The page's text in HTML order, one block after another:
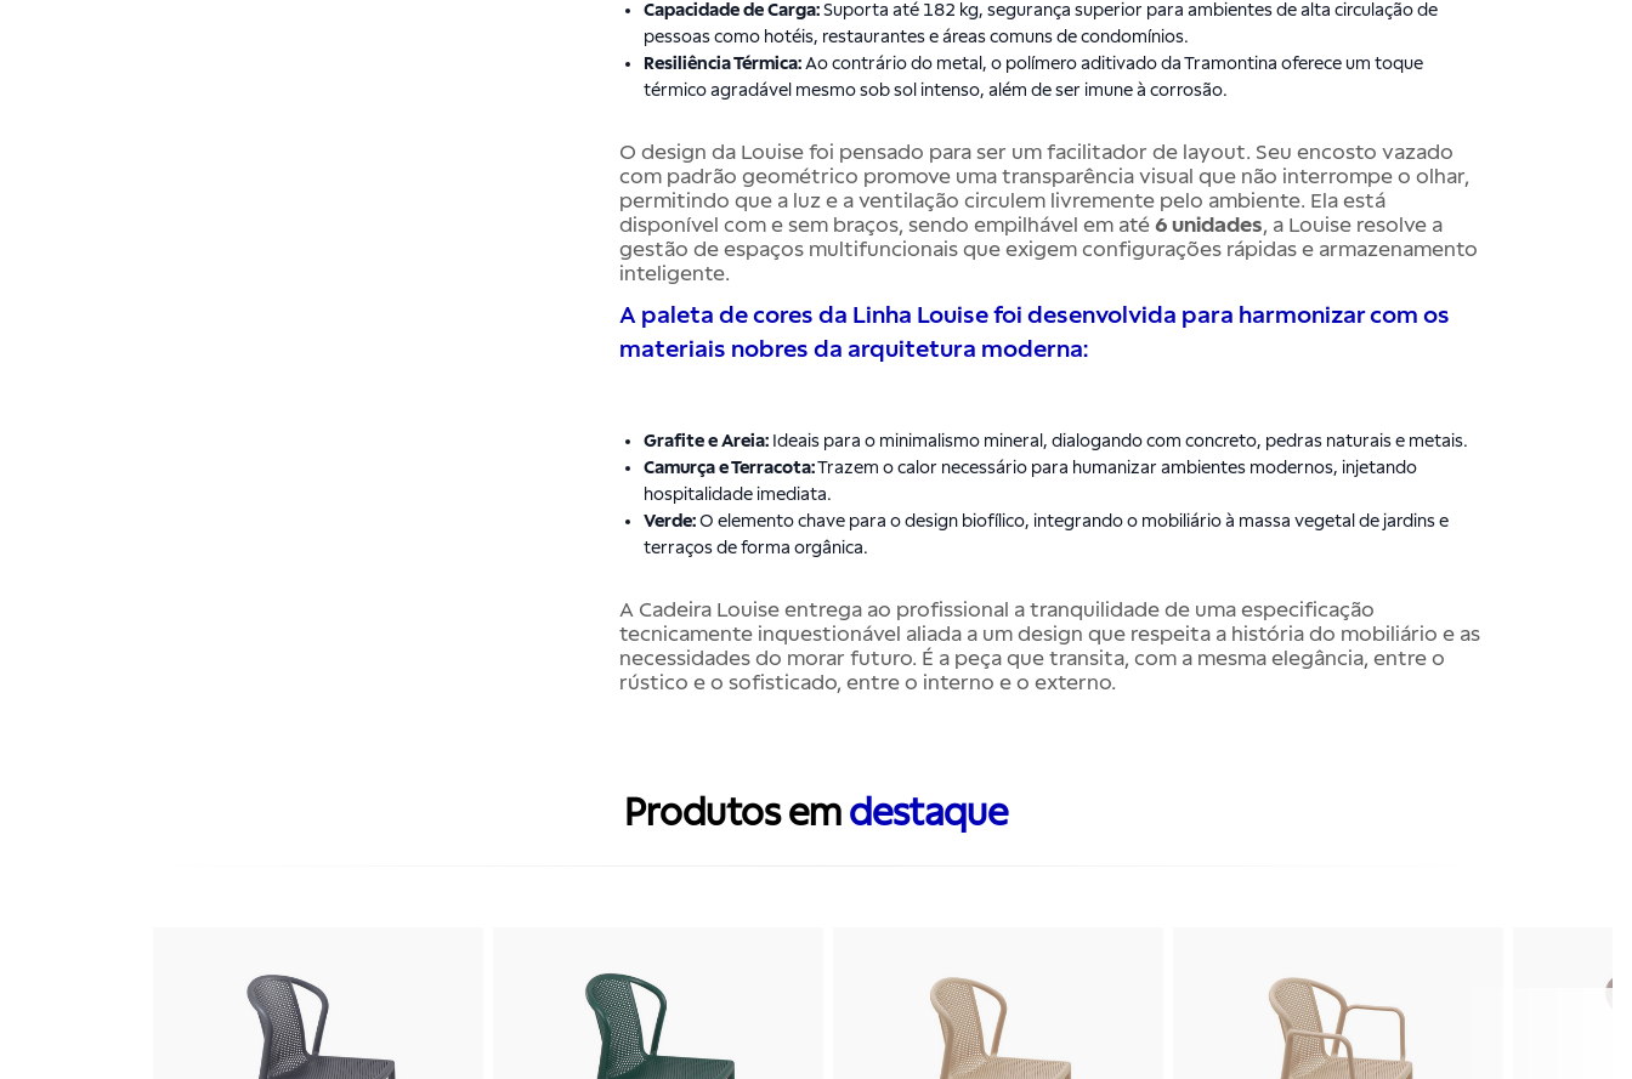
Capacidade de Carga:Suporta até 182 kg, segurança superior para ambientes de alta circulação de
pessoas como hotéis, restaurantes e áreas comuns de condomínios.
Resiliência Térmica:Ao contrário do metal, o polímero aditivado da Tramontina oferece um toque
térmico agradável mesmo sob sol intenso, além de ser imune à corrosão.
O design da Louise foi pensado para ser um facilitador de layout. Seu encosto vazado
com padrão geométrico promove uma transparência visual que não interrompe o olhar,
permitindo que a luz e a ventilação circulem livremente pelo ambiente. Ela está
disponível com e sem braços, sendo empilhável em até 6 unidades, a Louise resolve a
gestão de espaços multifuncionais que exigem configurações rápidas e armazenamento
inteligente.
A paleta de cores da Linha Louise foi desenvolvida para harmonizar com os
materiais nobres da arquitetura moderna:
Grafite e Areia: Ideais para o minimalismo mineral, dialogando com concreto, pedras naturais e metais.
Camurça e Terracota:Trazem o calor necessário para humanizar ambientes modernos, injetando
hospitalidade imediata.
Verde:O elemento chave para o design biofílico, integrando o mobiliário à massa vegetal de jardins e
terraços de forma orgânica.
A Cadeira Louise entrega ao profissional a tranquilidade de uma especificação
tecnicamente inquestionável aliada a um design que respeita a história do mobiliário e as
necessidades do morar futuro. É a peça que transita, com a mesma elegância, entre o
rústico e o sofisticado, entre o interno e o externo.
Produtos em destaque